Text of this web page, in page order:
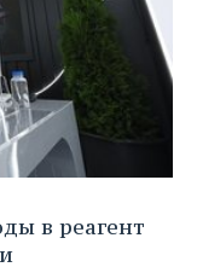
в реагент